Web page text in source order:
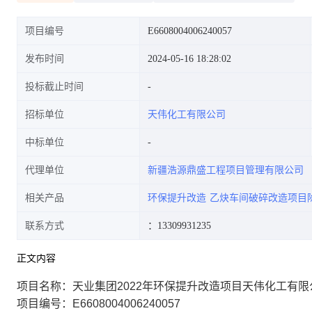
告
项目编号 E6608004006240057
发布时间 2024-05-16 18:28:02
投标截止时间
招标单位 天伟化工有限公司
中标单位
代理单位 新疆浩源鼎盛工程项目管理有限公司
相关产品 环保提升改造 乙炔车间破碎改造项目
联系方式 ：13309931235
正文内容
项目名称：天业集团2022年环保提升改造项目天伟化工有
项目编号：E6608004006240057